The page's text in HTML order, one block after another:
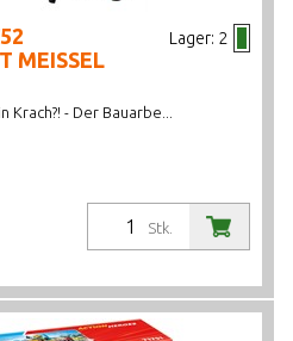
Lager: 2
MEISSEL
Krach?! - Der Bauarbe...
Stk.